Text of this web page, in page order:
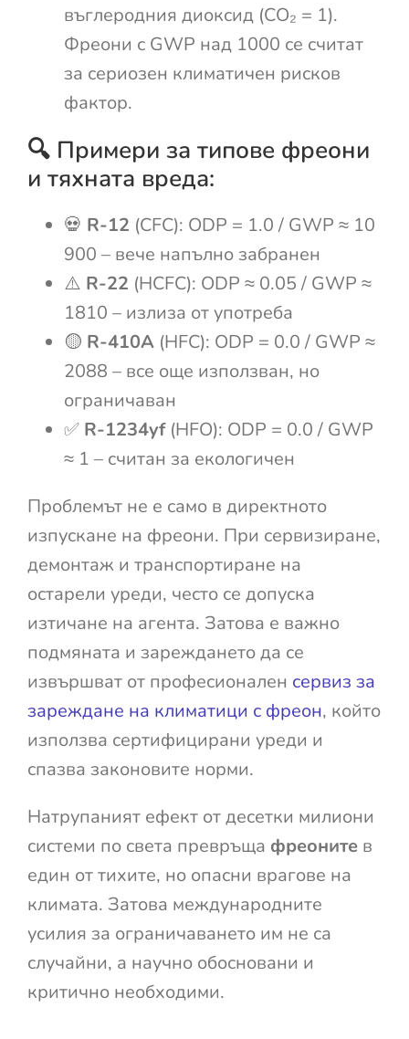
въглеродния диоксид (CO₂ = 1).
Фреони с GWP над 1000 се считат
за сериозен климатичен рисков
фактор.
🔍 Примери за типове фреони
и тяхната вреда:
💀 R-12 (CFC): ODP = 1.0 / GWP ≈ 10
900 – вече напълно забранен
⚠️ R-22 (HCFC): ODP ≈ 0.05 / GWP ≈
1810 – излиза от употреба
🟡 R-410A(HFC): ODP = 0.0 / GWP ≈
2088 – все още използван, но
ограничаван
✅ R-1234yf(HFO): ODP = 0.0 / GWP
≈ 1 – считан за екологичен
Проблемът не е само в директното
изпускане на фреони. При сервизиране,
демонтаж и транспортиране на
остарели уреди, често се допуска
изтичане на агента. Затова е важно
подмяната и зареждането да се
извършват от професионален сервиз за
зареждане на климатици с фреон, който
използва сертифицирани уреди и
спазва законовите норми.
Натрупаният ефект от десетки милиони
системи по света превръща фреонитев
един от тихите, но опасни врагове на
климата. Затова международните
усилия за ограничаването им не са
случайни, а научно обосновани и
критично необходими.